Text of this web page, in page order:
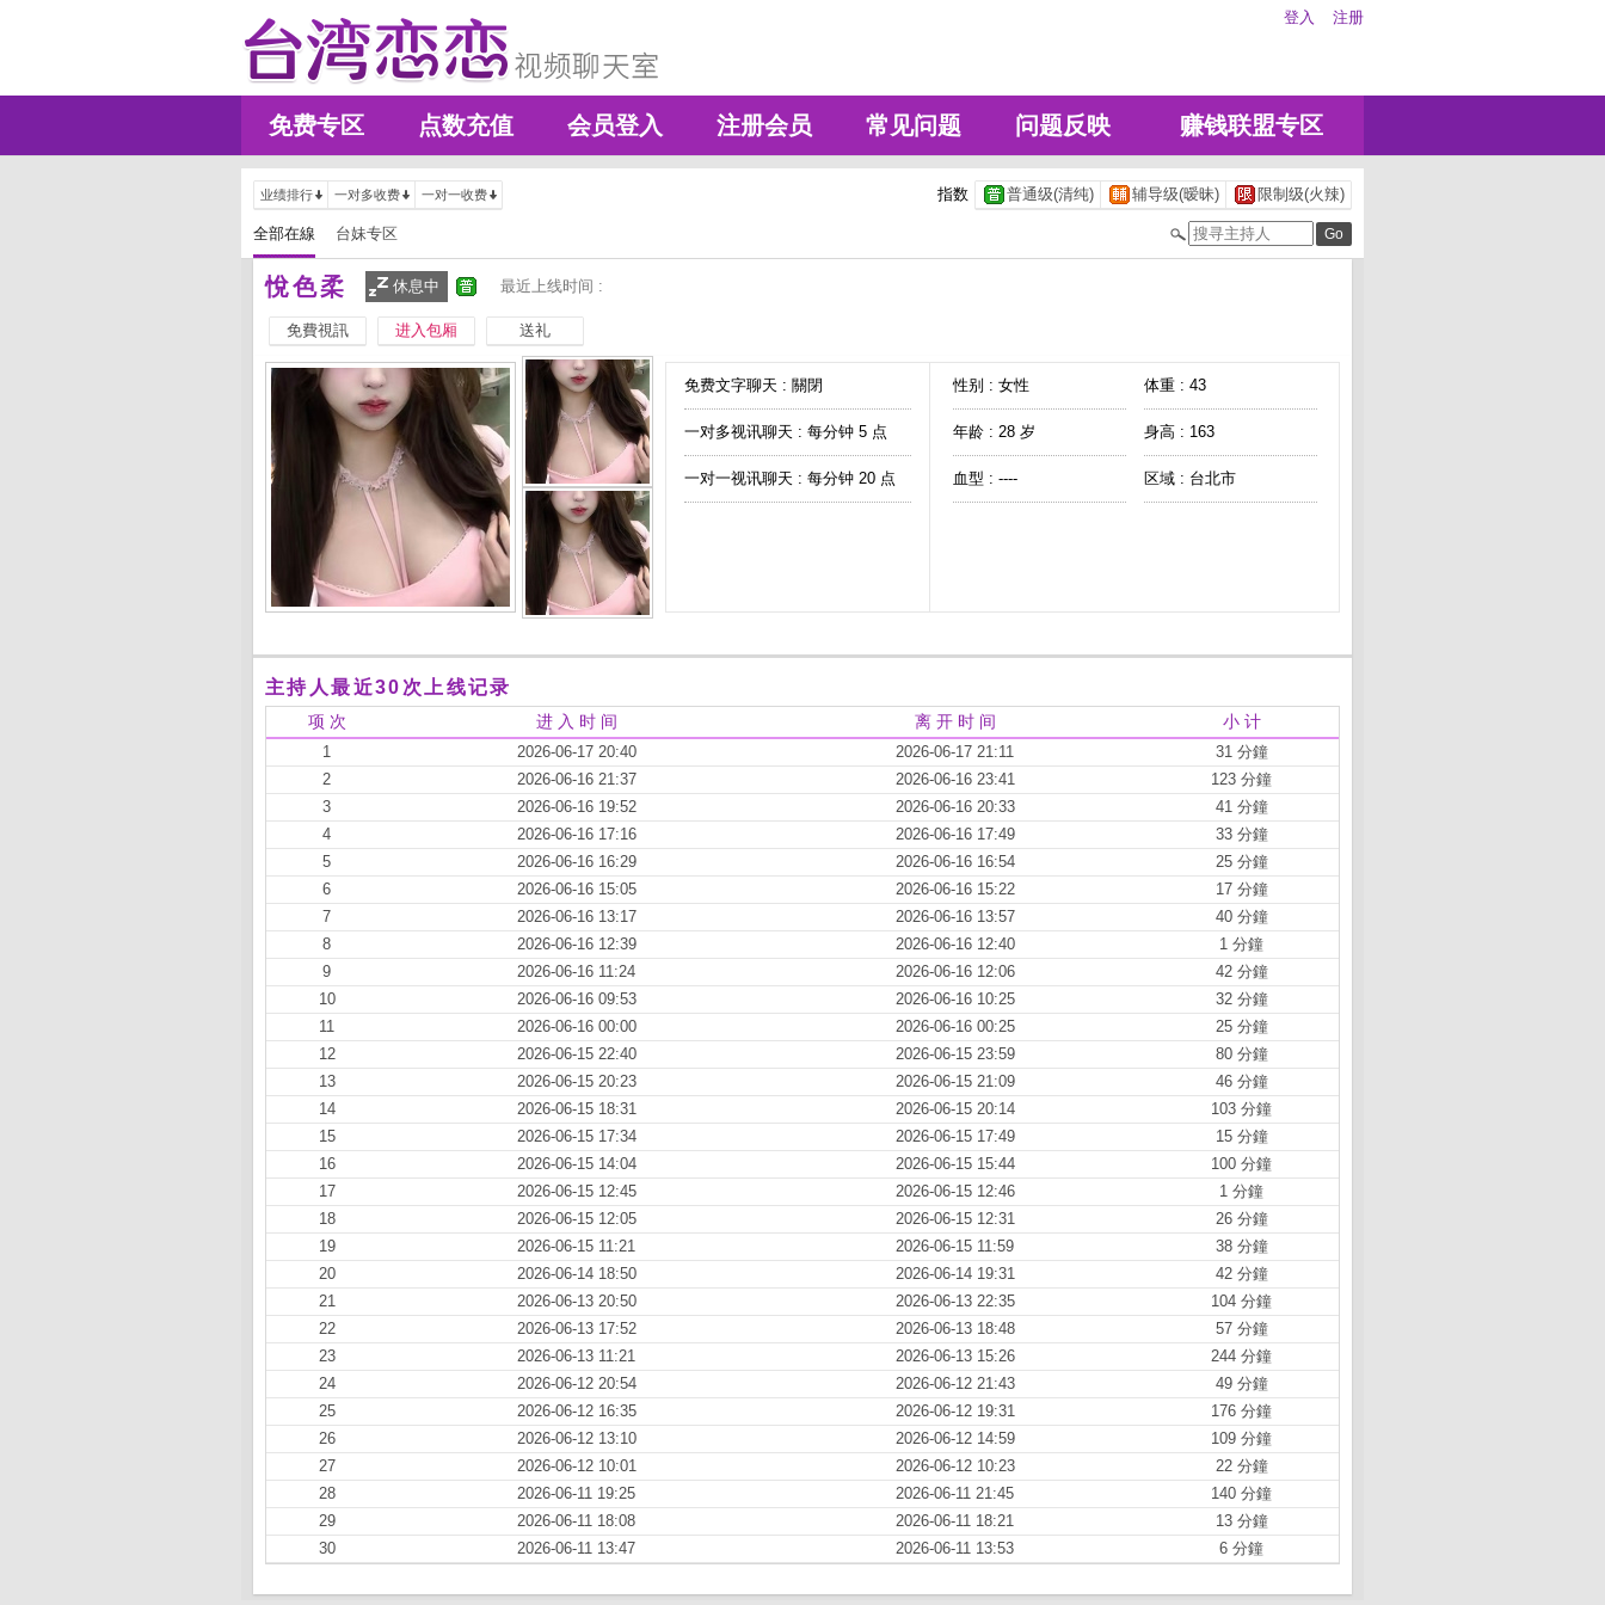
登入 注册
免费专区 点数充值 会员登入 注册会员 常见问题 问题反映 赚钱联盟专区
业绩排行 一对多收费 一对一收费 指数 普通级(清纯) 辅导级(暧昧) 限制级(火辣)
全部在線 台妹专区
悅色柔 休息中 最近上线时间 :
免費視訊 进入包厢 送礼
免费文字聊天 : 關閉
一对多视讯聊天 : 每分钟 5 点
一对一视讯聊天 : 每分钟 20 点
性别 : 女性 体重 : 43
年龄 : 28 岁 身高 : 163
血型 : ---- 区域 : 台北市
主持人最近30次上线记录
项 次 进 入 时 间 离 开 时 间 小 计
1 2026-06-17 20:40 2026-06-17 21:11
31 分鐘
2
2026-06-16 21:37 2026-06-16 23:41
123 分鐘
3
2026-06-16 19:52 2026-06-16 20:33
41 分鐘
4
2026-06-16 17:16 2026-06-16 17:49
33 分鐘
5
2026-06-16 16:29 2026-06-16 16:54
25 分鐘
6
2026-06-16 15:05 2026-06-16 15:22
17 分鐘
7
2026-06-16 13:17 2026-06-16 13:57
40 分鐘
8
2026-06-16 12:39 2026-06-16 12:40
1 分鐘
9
2026-06-16 11:24 2026-06-16 12:06
42 分鐘
10
2026-06-16 09:53 2026-06-16 10:25
32 分鐘
11
2026-06-16 00:00 2026-06-16 00:25
25 分鐘
12
2026-06-15 22:40 2026-06-15 23:59
80 分鐘
13
2026-06-15 20:23 2026-06-15 21:09
46 分鐘
14
2026-06-15 18:31 2026-06-15 20:14
103 分鐘
15
2026-06-15 17:34 2026-06-15 17:49
15 分鐘
16
2026-06-15 14:04 2026-06-15 15:44
100 分鐘
17
2026-06-15 12:45 2026-06-15 12:46
1 分鐘
18
2026-06-15 12:05 2026-06-15 12:31
26 分鐘
19
2026-06-15 11:21 2026-06-15 11:59
38 分鐘
20
2026-06-14 18:50 2026-06-14 19:31
42 分鐘
21
2026-06-13 20:50 2026-06-13 22:35
104 分鐘
22
2026-06-13 17:52 2026-06-13 18:48
57 分鐘
23
2026-06-13 11:21 2026-06-13 15:26
244 分鐘
24
2026-06-12 20:54 2026-06-12 21:43
49 分鐘
25
2026-06-12 16:35 2026-06-12 19:31
176 分鐘
26
2026-06-12 13:10 2026-06-12 14:59
109 分鐘
27
2026-06-12 10:01 2026-06-12 10:23
22 分鐘
28
2026-06-11 19:25 2026-06-11 21:45
140 分鐘
29
2026-06-11 18:08 2026-06-11 18:21
13 分鐘
30
2026-06-11 13:47 2026-06-11 13:53 6 分鐘